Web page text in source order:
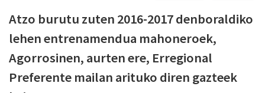
Atzo burutu zuten 2016-2017 denboraldiko
lehen entrenamendua mahoneroek,
Agorrosinen, aurten ere, Erregional
Preferente mailan arituko diren gazteek